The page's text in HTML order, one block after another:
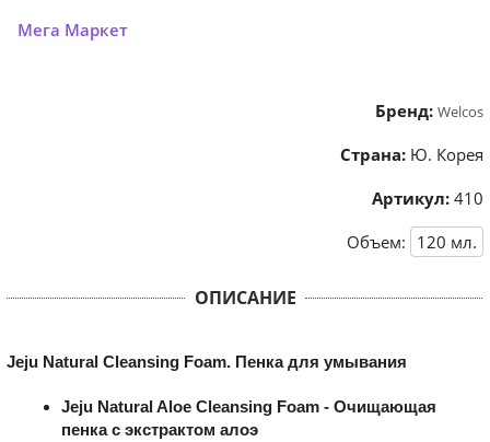
Мега Маркет
Бренд: Welcos
Страна: Ю. Корея
Артикул: 410
Объем: 120 мл.
ОПИСАНИЕ
Jeju Natural Cleansing Foam. Пенка для умывания
Jeju Natural Aloe Cleansing Foam - Очищающая
пенка с экстрактом алоэ